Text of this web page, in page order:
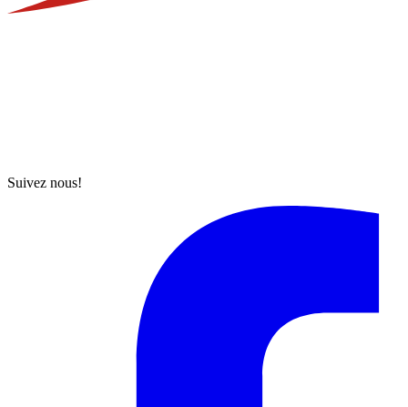
Suivez nous!